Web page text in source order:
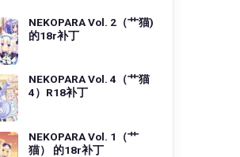
NEKOPARA Vol. 2（艹猫)
的18r补丁
NEKOPARA Vol. 4（艹猫
4）R18补丁
NEKOPARA Vol. 1（艹
猫） 的18r补丁